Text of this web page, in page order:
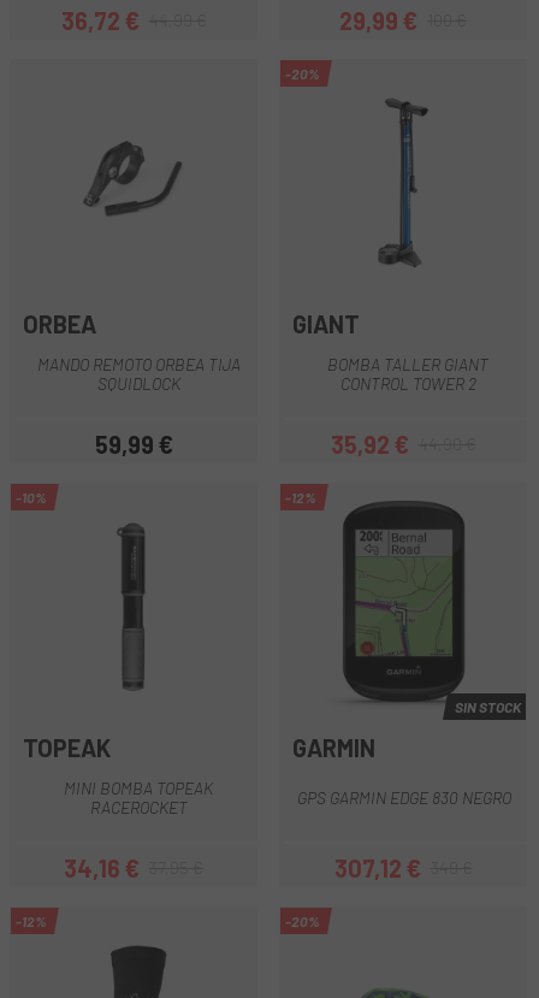
Precio
36,72 €Precio regular Precio
29,99 €Precio regular
ORBEA
MANDO REMOTO ORBEA TIJA
SQUIDLOCK
Precio
59,99 €
-20%
GIANT
BOMBA TALLER GIANT
CONTROL TOWER 2
Precio
35,92 €Precio regular
-10%
TOPEAK
MINI BOMBA TOPEAK
RACEROCKET
Precio
34,16 €Precio regular
-12%
SIN STOCK
GARMIN
GPS GARMIN EDGE 830 NEGRO
Precio
307,12 €Precio regular
-12% -20%